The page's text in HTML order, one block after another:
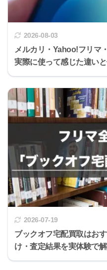
2026-08-03
メルカリ・Yahoo!フリマ
実際に使って感じた違い
2026-07-19
ブックオフ宅配買取はお
け・査定結果を実体験で